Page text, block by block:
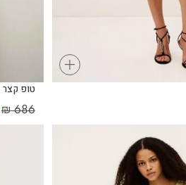
+
טופ קצר BENE
₪686